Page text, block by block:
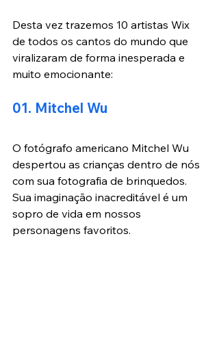
Desta vez trazemos 10 artistas Wix
de todos os cantos do mundo que
viralizaram de forma inesperada e
muito emocionante:
01. Mitchel Wu
O fotógrafo americano Mitchel Wu
despertou as crianças dentro de nós
com sua fotografia de brinquedos.
Sua imaginação inacreditável é um
sopro de vida em nossos
personagens favoritos.